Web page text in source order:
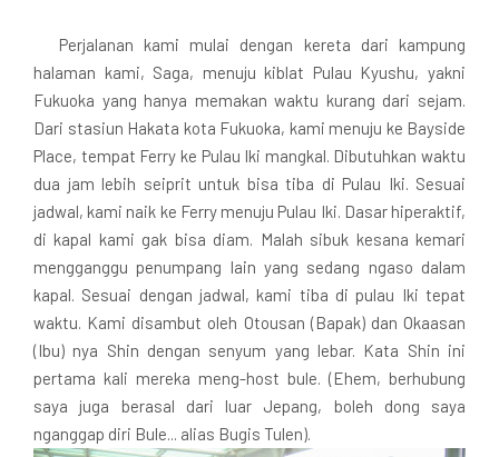
Perjalanan kami mulai dengan kereta dari kampung
halaman kami, Saga, menuju kiblat Pulau Kyushu, yakni
Fukuoka yang hanya memakan waktu kurang dari sejam.
Dari stasiun Hakata kota Fukuoka, kami menuju ke Bayside
Place, tempat Ferry ke Pulau Iki mangkal. Dibutuhkan waktu
dua jam lebih seiprit untuk bisa tiba di Pulau Iki. Sesuai
jadwal, kami naik ke Ferry menuju Pulau Iki. Dasar hiperaktif,
di kapal kami gak bisa diam. Malah sibuk kesana kemari
mengganggu penumpang lain yang sedang ngaso dalam
kapal. Sesuai dengan jadwal, kami tiba di pulau Iki tepat
waktu. Kami disambut oleh Otousan (Bapak) dan Okaasan
(Ibu) nya Shin dengan senyum yang lebar. Kata Shin ini
pertama kali mereka meng-host bule. (Ehem, berhubung
saya juga berasal dari luar Jepang, boleh dong saya
nganggap diri Bule... alias Bugis Tulen).